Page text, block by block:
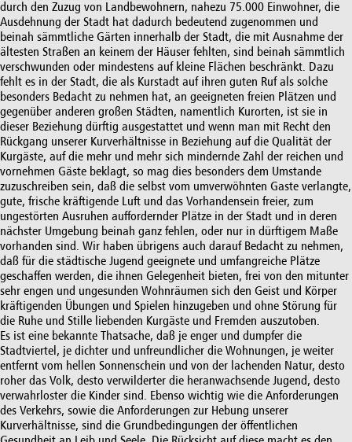
durch den Zuzug von Landbewohnern, nahezu 75.000 Einwohner, die
Ausdehnung der Stadt hat dadurch bedeutend zugenommen und
beinah sämmtliche Gärten innerhalb der Stadt, die mit Ausnahme der
ältesten Straßen an keinem der Häuser fehlten, sind beinah sämmtlich
verschwunden oder mindestens auf kleine Flächen beschränkt. Dazu
fehlt es in der Stadt, die als Kurstadt auf ihren guten Ruf als solche
besonders Bedacht zu nehmen hat, an geeigneten freien Plätzen und
gegenüber anderen großen Städten, namentlich Kurorten, ist sie in
dieser Beziehung dürftig ausgestattet und wenn man mit Recht den
Rückgang unserer Kurverhältnisse in Beziehung auf die Qualität der
Kurgäste, auf die mehr und mehr sich mindernde Zahl der reichen und
vornehmen Gäste beklagt, so mag dies besonders dem Umstande
zuzuschreiben sein, daß die selbst vom umverwöhnten Gaste verlangte,
gute, frische kräftigende Luft und das Vorhandensein freier, zum
ungestörten Ausruhen auffordernder Plätze in der Stadt und in deren
nächster Umgebung beinah ganz fehlen, oder nur in dürftigem Maße
vorhanden sind. Wir haben übrigens auch darauf Bedacht zu nehmen,
daß für die städtische Jugend geeignete und umfangreiche Plätze
geschaffen werden, die ihnen Gelegenheit bieten, frei von den mitunter
sehr engen und ungesunden Wohnräumen sich den Geist und Körper
kräftigenden Übungen und Spielen hinzugeben und ohne Störung für
die Ruhe und Stille liebenden Kurgäste und Fremden auszutoben.
Es ist eine bekannte Thatsache, daß je enger und dumpfer die
Stadtviertel, je dichter und unfreundlicher die Wohnungen, je weiter
entfernt vom hellen Sonnenschein und von der lachenden Natur, desto
roher das Volk, desto verwilderter die heranwachsende Jugend, desto
verwahrloster die Kinder sind. Ebenso wichtig wie die Anforderungen
des Verkehrs, sowie die Anforderungen zur Hebung unserer
Kurverhältnisse, sind die Grundbedingungen der öffentlichen